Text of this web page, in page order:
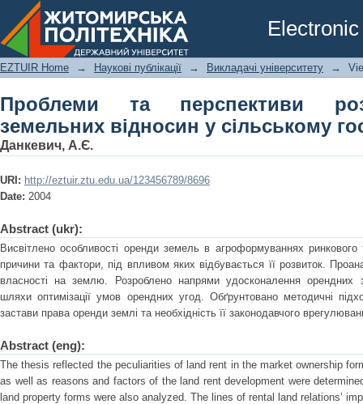
Проблеми та перспективи
сільському господарстві
EZTUIR Home → Наукові публікації → Викладачі університету →
Проблеми та перспективи
земельних відносин у сільському
Данкевич, А.Є.
URI: http://eztuir.ztu.edu.ua/123456789/8696
Date: 2004
Abstract (ukr):
Висвітлено особливості оренди земель в агроформуваннях
причини та фактори, під впливом яких відбувається її розвиток.
власності на землю. Розроблено напрями удосконалення орендних
шляхи оптимізації умов орендних угод. Обґрунтовано методичні
застави права оренди землі та необхідність її законодавчого
Abstract (eng):
The thesis reflected the peculiarities of land rent in the market ownership
as well as reasons and factors of the land rent development were
land property forms were also analyzed. The lines of rental land relations’